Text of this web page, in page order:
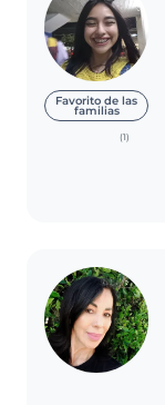
Favorito de las
familias
(1)